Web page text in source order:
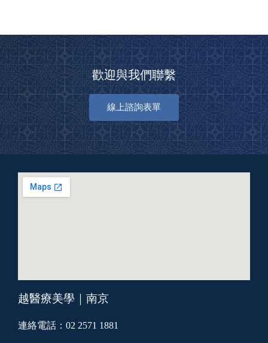
歡迎與我們聯繫
線上諮詢表單
越醫療美學｜南京
連絡電話：02 2571 1881